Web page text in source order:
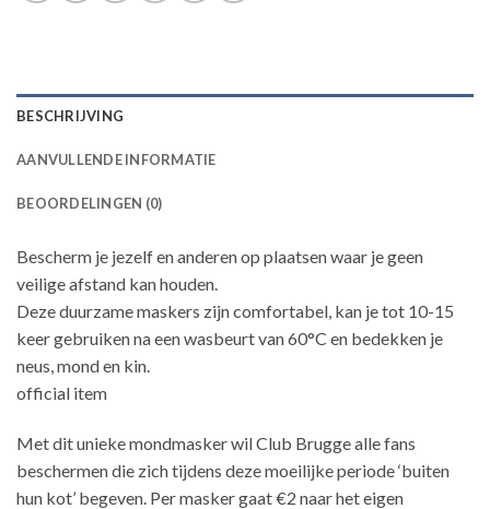
BESCHRIJVING
AANVULLENDE INFORMATIE
BEOORDELINGEN (0)
Bescherm je jezelf en anderen op plaatsen waar je geen
veilige afstand kan houden.
Deze duurzame maskers zijn comfortabel, kan je tot 10-15
keer gebruiken na een wasbeurt van 60°C en bedekken je
neus, mond en kin.
official item
Met dit unieke mondmasker wil Club Brugge alle fans
beschermen die zich tijdens deze moeilijke periode ‘buiten
hun kot’ begeven. Per masker gaat €2 naar het eigen